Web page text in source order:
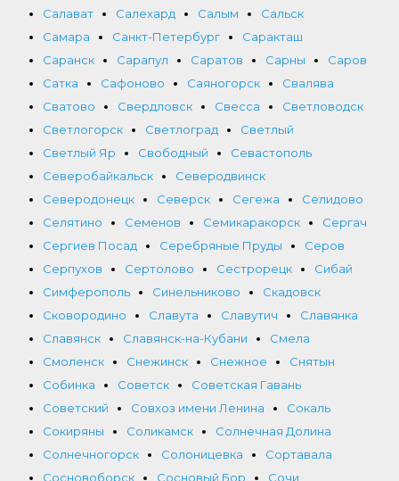
Салават
Салехард Салым
Сальск
Самара
Санкт-Петербург
Саракташ
Саранск
Сарапул Саратов Сарны
Саров
Сатка
Сафоново Саяногорск
Свалява
Сватово
Свердловск Свесса
Светловодск
Светлогорск
Светлоград
Светлый
Светлый Яр
Свободный
Севастополь
Северобайкальск
Северодвинск
Северодонецк
Северск Сегежа
Селидово
Селятино
Семенов Семикаракорск
Сергач
Сергиев Посад
Серебряные Пруды
Серов
Серпухов
Сертолово Сестрорецк
Сибай
Симферополь
Синельниково
Скадовск
Сковородино
Славута Славутич
Славянка
Славянск
Славянск-на-Кубани
Смела
Смоленск
Снежинск Снежное
Снятын
Собинка
Советск
Советская Гавань
Советский
Совхоз имени Ленина
Сокаль
Сокиряны
Соликамск
Солнечная Долина
Солнечногорск
Солоницевка
Сортавала
Сосновоборск
Сосновый Бор
Сочи